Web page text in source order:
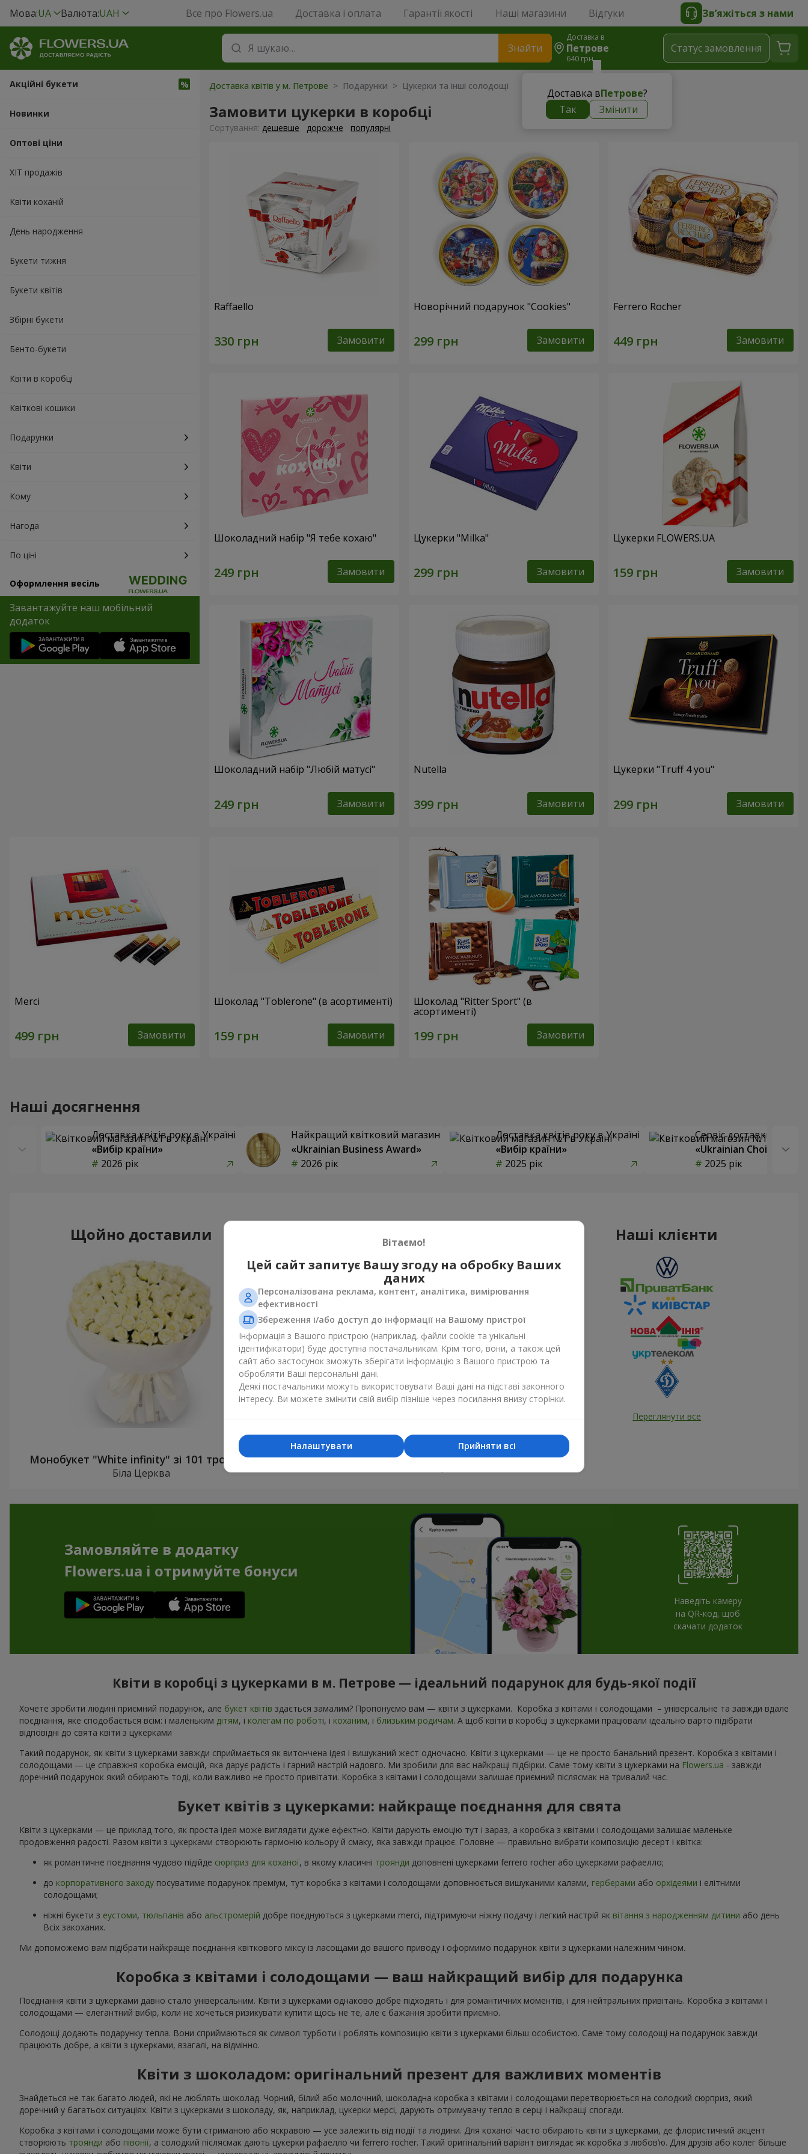
Мова:UA Валюта:UAH Все про Flowers.ua Доставка і оплата Гарантії якості Наші магазини Відгуки Зв’яжіться з нами
Знайти
Доставка в
Петрове
640 грн
Доставка вПетрове?
Так
Змінити
Статус замовлення
Акційні букети
Новинки
Оптові ціни
ХІТ продажів
Квіти коханій
День народження
Букети тижня
Букети квітів
Збірні букети
Бенто-букети
Квіти в коробці
Квіткові кошики
Подарунки
Квіти
Кому
Нагода
По ціні
Оформлення весіль
Завантажуйте наш мобільний
додаток
Доставка квітів у м. Петрове > Подарунки > Цукерки та інші солодощі
Замовити цукерки в коробці
Сортування: дешевше дорожче популярні
Raffaello
Замовити
Новорічний подарунок "Cookies"
Замовити
Ferrero Rocher
Замовити
Шоколадний набір "Я тебе кохаю"
Замовити
Цукерки "Milka"
Замовити
Цукерки FLOWERS.UA
Замовити
Шоколадний набір "Любій матусі"
Замовити
Nutella
Замовити
Цукерки "Truff 4 you"
Замовити
Merci
Замовити
Шоколад "Toblerone" (в асортименті)
Замовити
Шоколад "Ritter Sport" (в
асортименті)
Замовити
Наші досягнення
Доставка квітів року в Україні
«Вибір країни»
2026 рік
Найкращий квітковий магазин
«Ukrainian Business Award»
2026 рік
Доставка квітів року в Україні
«Вибір країни»
2025 рік
Сервіс доставки квітів
«Ukrainian Choice»
2025 рік
Щойно доставили
Монобукет "White infinity" зі 101 троянди
Біла Церква
Фотогалерея
Усі фото доставок
Наші клієнти
Переглянути все
Замовляйте в додатку
Flowers.ua і отримуйте бонуси
Наведіть камеру
на QR-код, щоб
скачати додаток
Квіти в коробці з цукерками в м. Петрове — ідеальний подарунок для будь-якої події
Хочете зробити людині приємний подарунок, але букет квітів здається замалим? Пропонуємо вам — квіти з цукерками. Коробка з квітами і солодощами – універсальне та завжди вдале
поєднання, яке сподобається всім: і маленьким дітям, і колегам по роботі, і коханим, і близьким родичам. А щоб квіти в коробці з цукерками працювали ідеально варто підібрати
відповідні до свята квіти з цукерками
Такий подарунок, як квіти з цукерками завжди сприймається як витончена ідея і вишуканий жест одночасно. Квіти з цукерками — це не просто банальний презент. Коробка з квітами і
солодощами — це справжня коробка емоцій, яка дарує радість і гарний настрій надовго. Ми зробили для вас найкращі підбірки. Саме тому квіти з цукерками на Flowers.ua - завжди
доречний подарунок який обирають тоді, коли важливо не просто привітати. Коробка з квітами і солодощами залишає приємний післясмак на тривалий час.
Букет квітів з цукерками: найкраще поєднання для свята
Квіти з цукерками — це приклад того, як проста ідея може виглядати дуже ефектно. Квіти дарують емоцію тут і зараз, а коробка з квітами і солодощами залишає маленьке
продовження радості. Разом квіти з цукерками створюють гармонію кольору й смаку, яка завжди працює. Головне — правильно вибрати композицію десерт і квітка:
як романтичне поєднання чудово підійде сюрприз для коханої, в якому класичні троянди доповнені цукерками ferrero rocher або цукерками рафаелло;
до корпоративного заходу посуватиме подарунок преміум, тут коробка з квітами і солодощами доповнюється вишуканими калами, герберами або орхідеями і елітними
солодощами;
ніжні букети з еустоми, тюльпанів або альстромерій добре поєднуються з цукерками merci, підтримуючи ніжну подачу і легкий настрій як вітання з народженням дитини або день
Всіх закоханих.
Ми допоможемо вам підібрати найкраще поєднання квіткового міксу із ласощами до вашого приводу і оформимо подарунок квіти з цукерками належним чином.
Коробка з квітами і солодощами — ваш найкращий вибір для подарунка
Поєднання квіти з цукерками давно стало універсальним. Квіти з цукерками однаково добре підходять і для романтичних моментів, і для нейтральних привітань. Коробка з квітами і
солодощами — елегантний вибір, коли не хочеться ризикувати купити щось не те, але є бажання зробити приємно.
Солодощі додають подарунку тепла. Вони сприймаються як символ турботи і роблять композицію квіти з цукерками більш особистою. Саме тому солодощі на подарунок завжди
працюють добре, а квіти з цукерками, взагалі, на відмінно.
Квіти з шоколадом: оригінальний презент для важливих моментів
Знайдеться не так багато людей, які не люблять шоколад. Чорний, білий або молочний, шоколадна коробка з квітами і солодощами перетворюється на солодкий сюрприз, який
доречний у багатьох ситуаціях. Квіти з цукерками з шоколаду, як, наприклад, цукерки мерсі, дарують отримувачу тепло в серці і найкращі спогади.
Коробка з квітами і солодощами може бути стриманою або яскравою — усе залежить від події та людини. Для коханої часто обирають квіти з цукерками, де флористичний акцент
створюють троянди або півонії, а солодкий післясмак дають цукерки рафаелло чи ferrero rocher. Такий оригінальний варіант виглядає як коробка з любов’ю. Для друзів або колег більше
Вітаємо!
Цей сайт запитує Вашу згоду на обробку Ваших
даних
Персоналізована реклама, контент, аналітика, вимірювання
ефективності
Збереження і/або доступ до інформації на Вашому пристрої
Інформація з Вашого пристрою (наприклад, файли cookie та унікальні
ідентифікатори) буде доступна постачальникам. Крім того, вони, а також цей
сайт або застосунок зможуть зберігати інформацію з Вашого пристрою та
обробляти Ваші персональні дані.
Деякі постачальники можуть використовувати Ваші дані на підставі законного
інтересу. Ви можете змінити свій вибір пізніше через посилання внизу сторінки.
Прийняти всі
Налаштувати